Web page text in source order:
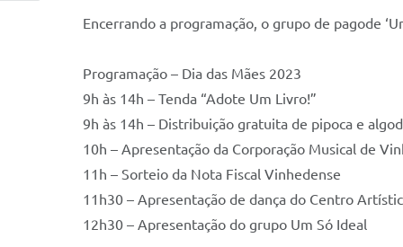
Encerrando a programação, o grupo de pagode
Programação – Dia das Mães 2023
9h às 14h – Tenda “Adote Um Livro!”
9h às 14h – Distribuição gratuita de pipoca e
10h – Apresentação da Corporação Musical de
11h – Sorteio da Nota Fiscal Vinhedense
11h30 – Apresentação de dança do Centro
12h30 – Apresentação do grupo Um Só Ideal